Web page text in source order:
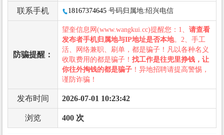
联系手机 18167374645 号码归属地:绍兴电信
防骗提醒：
望奎信息网(www.wangkui.cc)提醒您：1、 请查看
发布者手机归属地与IP地址是否本地。2、手工
活、网络兼职、刷单，都是骗子！凡以各种名义
收取费用的都是骗子！ 找工作是往兜里挣钱，让
你往外掏钱的都是骗子 ！异地招聘请提高警惕，
谨防诈骗！
发布时间 2026-07-01 10:23:42
浏览 400 次